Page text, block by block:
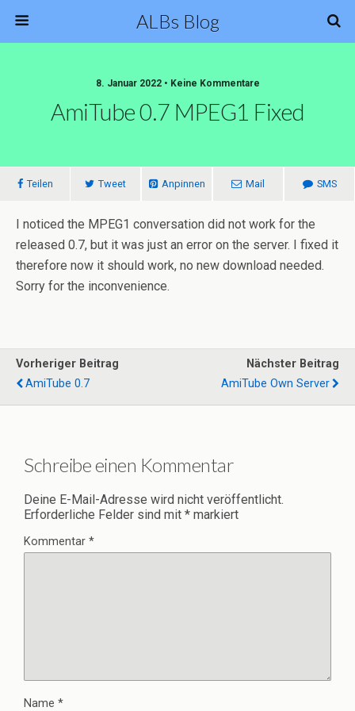
ALBs Blog
8. Januar 2022 • Keine Kommentare
AmiTube 0.7 MPEG1 Fixed
Teilen Tweet Anpinnen Mail SMS
I noticed the MPEG1 conversation did not work for the
released 0.7, but it was just an error on the server. I fixed it
therefore now it should work, no new download needed.
Sorry for the inconvenience.
Vorheriger Beitrag
AmiTube 0.7
Nächster Beitrag
AmiTube Own Server
Schreibe einen Kommentar
Deine E-Mail-Adresse wird nicht veröffentlicht.
Erforderliche Felder sind mit * markiert
Kommentar *
Name *